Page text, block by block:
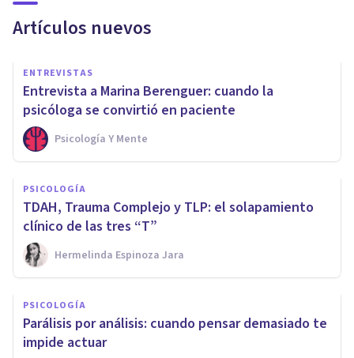
Artículos nuevos
ENTREVISTAS
Entrevista a Marina Berenguer: cuando la
psicóloga se convirtió en paciente
Psicología Y Mente
PSICOLOGÍA
TDAH, Trauma Complejo y TLP: el solapamiento
clínico de las tres “T”
Hermelinda Espinoza Jara
PSICOLOGÍA
Parálisis por análisis: cuando pensar demasiado te
impide actuar